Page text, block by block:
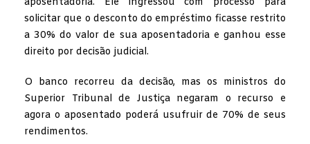
aposentadoria. Ele ingressou com processo para
solicitar que o desconto do empréstimo ficasse restrito
a 30% do valor de sua aposentadoria e ganhou esse
direito por decisão judicial.
O banco recorreu da decisão, mas os ministros do
Superior Tribunal de Justiça negaram o recurso e
agora o aposentado poderá usufruir de 70% de seus
rendimentos.